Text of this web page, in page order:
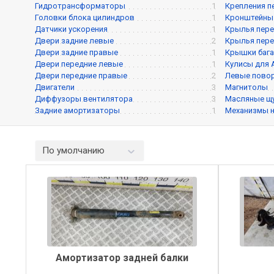
Гидротрансформаторы
1
Головки блока цилиндров
1
Датчики ускорения
1
Двери задние левые
2
Двери задние правые
1
Двери передние левые
1
Двери передние правые
2
Двигатели
3
Диффузоры вентилятора
3
Задние амортизаторы
1
Крепления
Крылья
Крылья
Крышки
Кулисы для
Левые
Магнитолы
Масляные
Механизмы
По умолчанию
Амортизатор задней балки